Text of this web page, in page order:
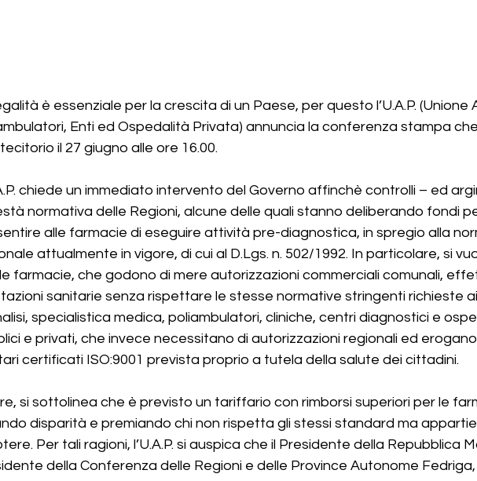
è essenziale per la crescita di un Paese, per questo l’U.A.P. (Unione
Enti ed Ospedalità Privata) annuncia la conferenza stampa
il 27 giugno alle ore 16.00.
chiede un immediato intervento del Governo affinchè controlli – ed
normativa delle Regioni, alcune delle quali stanno deliberando fondi
alle farmacie di eseguire attività pre-diagnostica, in spregio alla
attualmente in vigore, di cui al D.Lgs. n. 502/1992. In particolare, si
farmacie, che godono di mere autorizzazioni commerciali comunali,
sanitarie senza rispettare le stesse normative stringenti richieste
specialistica medica, poliambulatori, cliniche, centri diagnostici e
e privati, che invece necessitano di autorizzazioni regionali ed
certificati ISO:9001 prevista proprio a tutela della salute dei cittadini.
si sottolinea che è previsto un tariffario con rimborsi superiori per le
disparità e premiando chi non rispetta gli stessi standard ma
Per tali ragioni, l’U.A.P. si auspica che il Presidente della Repubblica
della Conferenza delle Regioni e delle Province Autonome